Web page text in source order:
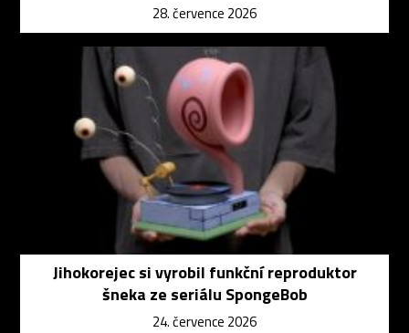
28. července 2026
Jihokorejec si vyrobil funkční reproduktor
šneka ze seriálu SpongeBob
24. července 2026